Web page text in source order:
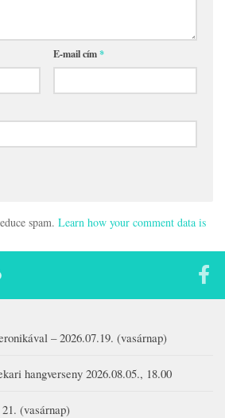
E-mail cím*
spam. Learn how your comment data is
– 2026.07.19. (vasárnap)
hangverseny 2026.08.05., 18.00
(vasárnap)